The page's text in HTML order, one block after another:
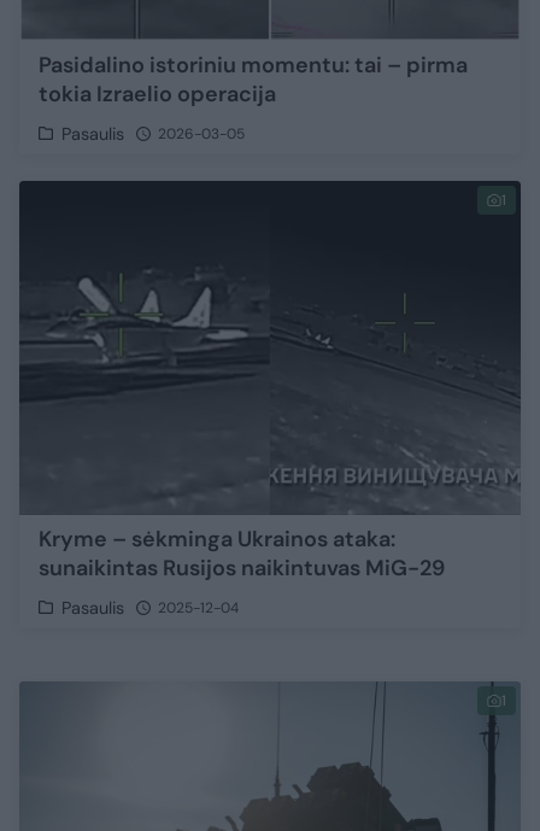
Pasidalino istoriniu momentu: tai – pirma
tokia Izraelio operacija
Pasaulis 2026-03-05
1
Kryme – sėkminga Ukrainos ataka:
sunaikintas Rusijos naikintuvas MiG-29
Pasaulis 2025-12-04
1